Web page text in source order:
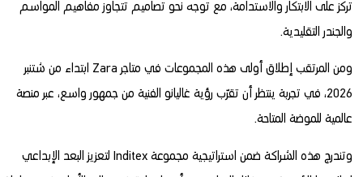
تركز على الابتكار والاستدامة، مع توجه نحو تصاميم تتجاوز مفاهيم المواسم
والجندر التقليدية.
ومن المرتقب إطلاق أولى هذه المجموعات في متاجر Zara ابتداء من شتنبر
2026، في تجربة ينتظر أن تقرّب رؤية غاليانو الفنية من جمهور واسع، عبر منصة
عالمية للموضة المتاحة.
وتندرج هذه الشراكة ضمن استراتيجية مجموعة Inditex لتعزيز البعد الإبداعي